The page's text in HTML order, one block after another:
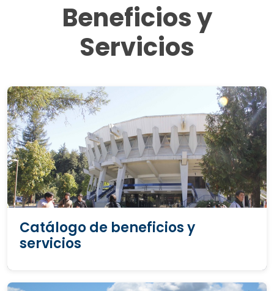
Beneficios y
Servicios
Catálogo de beneficios y
servicios